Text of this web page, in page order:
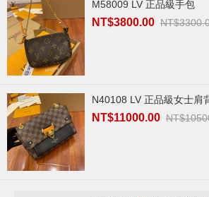
M58009 LV 正品級手包
NT$3800.00
N40108 LV 正品級女士肩
NT$11000.00